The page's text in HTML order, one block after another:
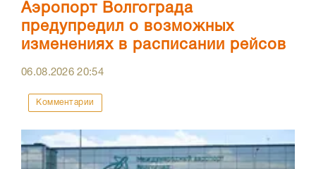
Аэропорт Волгограда
предупредил о возможных
изменениях в расписании рейсов
06.08.202620:54
Комментарии